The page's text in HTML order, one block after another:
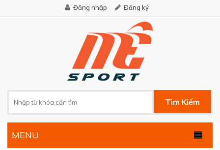
Đăng nhập Đăng ký
Tìm Kiếm
.
MENU